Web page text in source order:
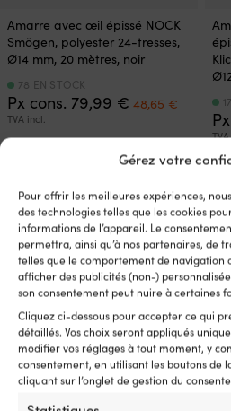
Gérez votre
Pour offrir les meilleures expériences,
des technologies telles que les cookies
informations de l’appareil. Le
permettra, ainsi qu’à nos partenaires, de
telles que le comportement de navigation
afficher des publicités (non-)
son consentement peut nuire à certaines
Cliquez ci-dessous pour accepter ce qui
détaillés. Vos choix seront appliqués
modifier vos réglages à tout moment, y
consentement, en utilisant les boutons de
cliquant sur l’onglet de gestion du
Amarre avec œil épissé NOCK
Smögen, polyester 24-tresses,
Ø14 mm, 20 mètres, noir
Px cons. 79,99 € Le
prix
initial
était :
79,99 €.
48,65 €
actuel
48,65 €.
TVA incl.
78 EN STOCK
Amarre avec cosse en acier
inoxydable NOCK Långedrag,